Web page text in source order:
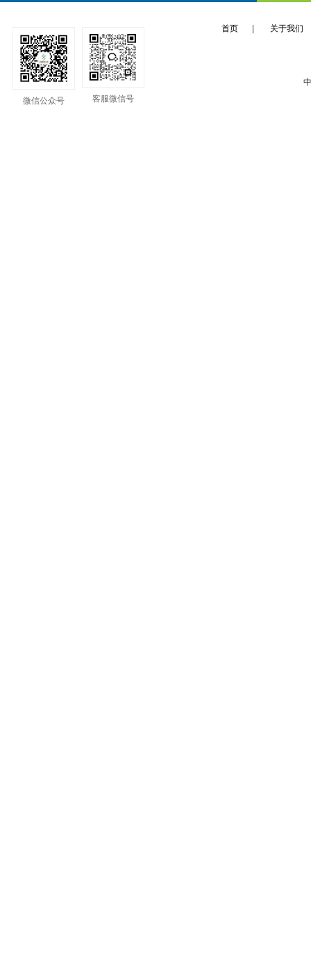
首页 关于我们
微信公众号
客服微信号